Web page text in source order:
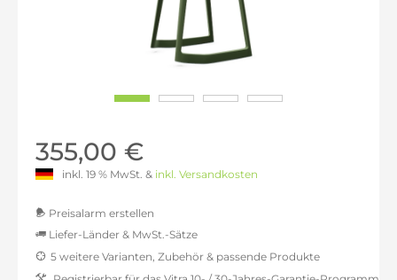
355,00 €
inkl. 19 % MwSt. & inkl. Versandkosten
Preisalarm erstellen
Liefer-Länder & MwSt.-Sätze
5 weitere Varianten, Zubehör & passende Produkte